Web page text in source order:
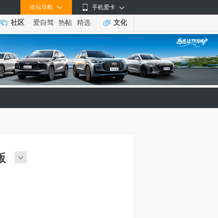
手机爱卡
论坛导航
社区 爱自驾 热帖 精选 文化